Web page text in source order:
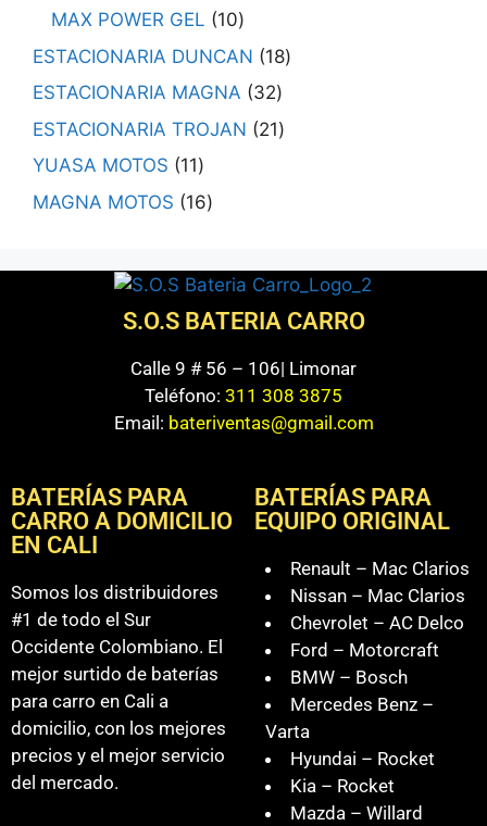
MAX POWER GEL
10
ESTACIONARIA DUNCAN
18
ESTACIONARIA MAGNA
32
ESTACIONARIA TROJAN
21
YUASA MOTOS
11
MAGNA MOTOS
16
S.O.S BATERIA CARRO
Calle 9 # 56 – 106| Limonar
Teléfono: 311 308 3875
Email: bateriventas@gmail.com
BATERÍAS PARA
CARRO A DOMICILIO
EN CALI
Somos los distribuidores
#1 de todo el Sur
Occidente Colombiano. El
mejor surtido de baterías
para carro en Cali a
domicilio, con los mejores
precios y el mejor servicio
del mercado.
BATERÍAS PARA
EQUIPO ORIGINAL
Renault – Mac Clarios
Nissan – Mac Clarios
Chevrolet – AC Delco
Ford – Motorcraft
BMW – Bosch
Mercedes Benz –
Varta
Hyundai – Rocket
Kia – Rocket
Mazda – Willard